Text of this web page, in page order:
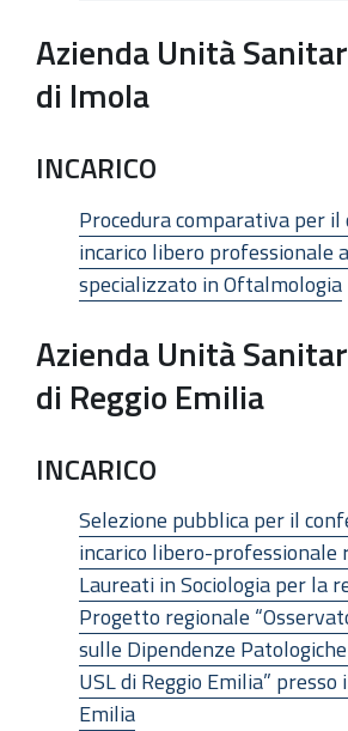
Azienda Unità
di Imola
INCARICO
Procedura comparativa per
incarico libero professionale
specializzato in Oftalmologia
Azienda Unità
di Reggio Emilia
INCARICO
Selezione pubblica per il
incarico libero-professionale
Laureati in Sociologia per la
Progetto regionale
sulle Dipendenze
USL di Reggio Emilia” presso
Emilia